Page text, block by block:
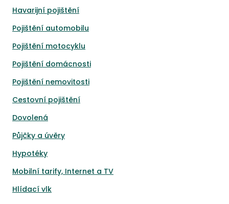
Havarijní pojištění
Pojištění automobilu
Pojištění motocyklu
Pojištění domácnosti
Pojištění nemovitosti
Cestovní pojištění
Dovolená
Půjčky a úvěry
Hypotéky
Mobilní tarify, Internet a TV
Hlídací vlk